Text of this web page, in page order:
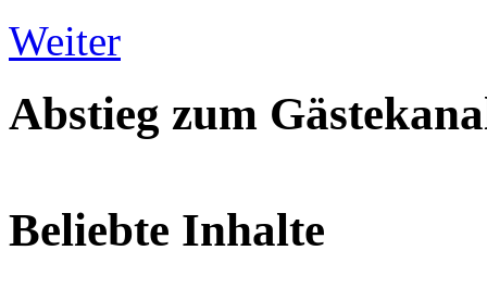
Weiter
Abstieg zum
Beliebte Inhalte